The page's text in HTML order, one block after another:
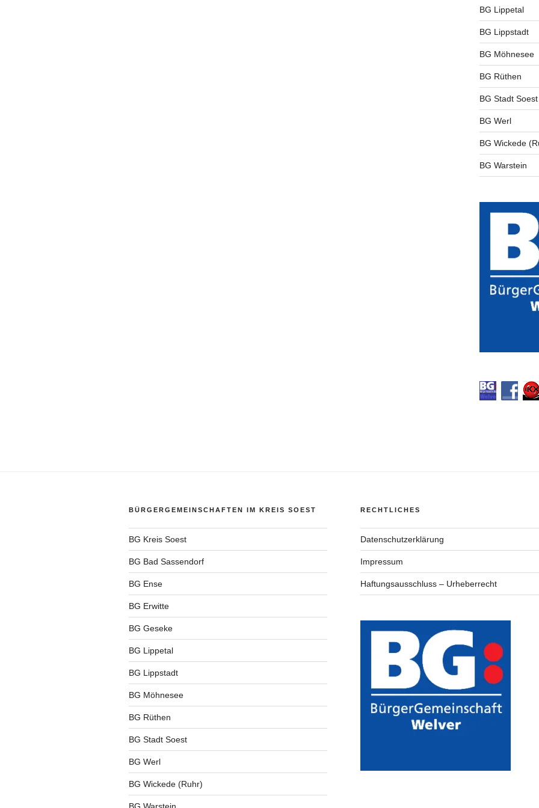
BG Lippetal
BG Lippstadt
BG Möhnesee
BG Rüthen
BG Stadt Soest
BG Werl
BG Wickede
BG Warstein
BÜRGERGEMEINSCHAFTEN IM KREIS SOEST
BG Kreis Soest
BG Bad Sassendorf
BG Ense
BG Erwitte
BG Geseke
BG Lippetal
BG Lippstadt
BG Möhnesee
BG Rüthen
BG Stadt Soest
BG Werl
BG Wickede (Ruhr)
RECHTLICHES
Datenschutzerklärung
Impressum
Haftungsausschluss – Urheberrecht